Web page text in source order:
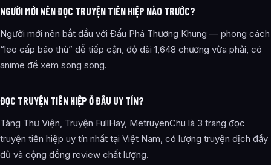
NGƯỜI MỚI NÊN ĐỌC TRUYỆN TIÊN HIỆP NÀO TRƯỚC?
Người mới nên bắt đầu với Đấu Phá Thương Khung — phong cách
“leo cấp báo thù” dễ tiếp cận, độ dài 1,648 chương vừa phải, có
anime để xem song song.
ĐỌC TRUYỆN TIÊN HIỆP Ở ĐÂU UY TÍN?
Tàng Thư Viện, Truyện FullHay, MetruyenChu là 3 trang đọc
truyện tiên hiệp uy tín nhất tại Việt Nam, có lượng truyện dịch đầy
đủ và cộng đồng review chất lượng.